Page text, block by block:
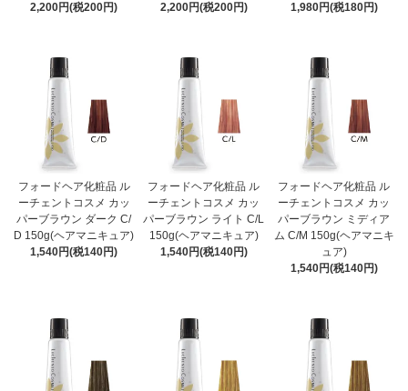
2,200円(税200円)
2,200円(税200円)
1,980円(税180円)
フォードヘア化粧品 ル
ーチェントコスメ カッ
パーブラウン ダーク C/
D 150g(ヘアマニキュア)
1,540円(税140円)
フォードヘア化粧品 ル
ーチェントコスメ カッ
パーブラウン ライト C/L
150g(ヘアマニキュア)
1,540円(税140円)
フォードヘア化粧品 ル
ーチェントコスメ カッ
パーブラウン ミディア
ム C/M 150g(ヘアマニキ
ュア)
1,540円(税140円)